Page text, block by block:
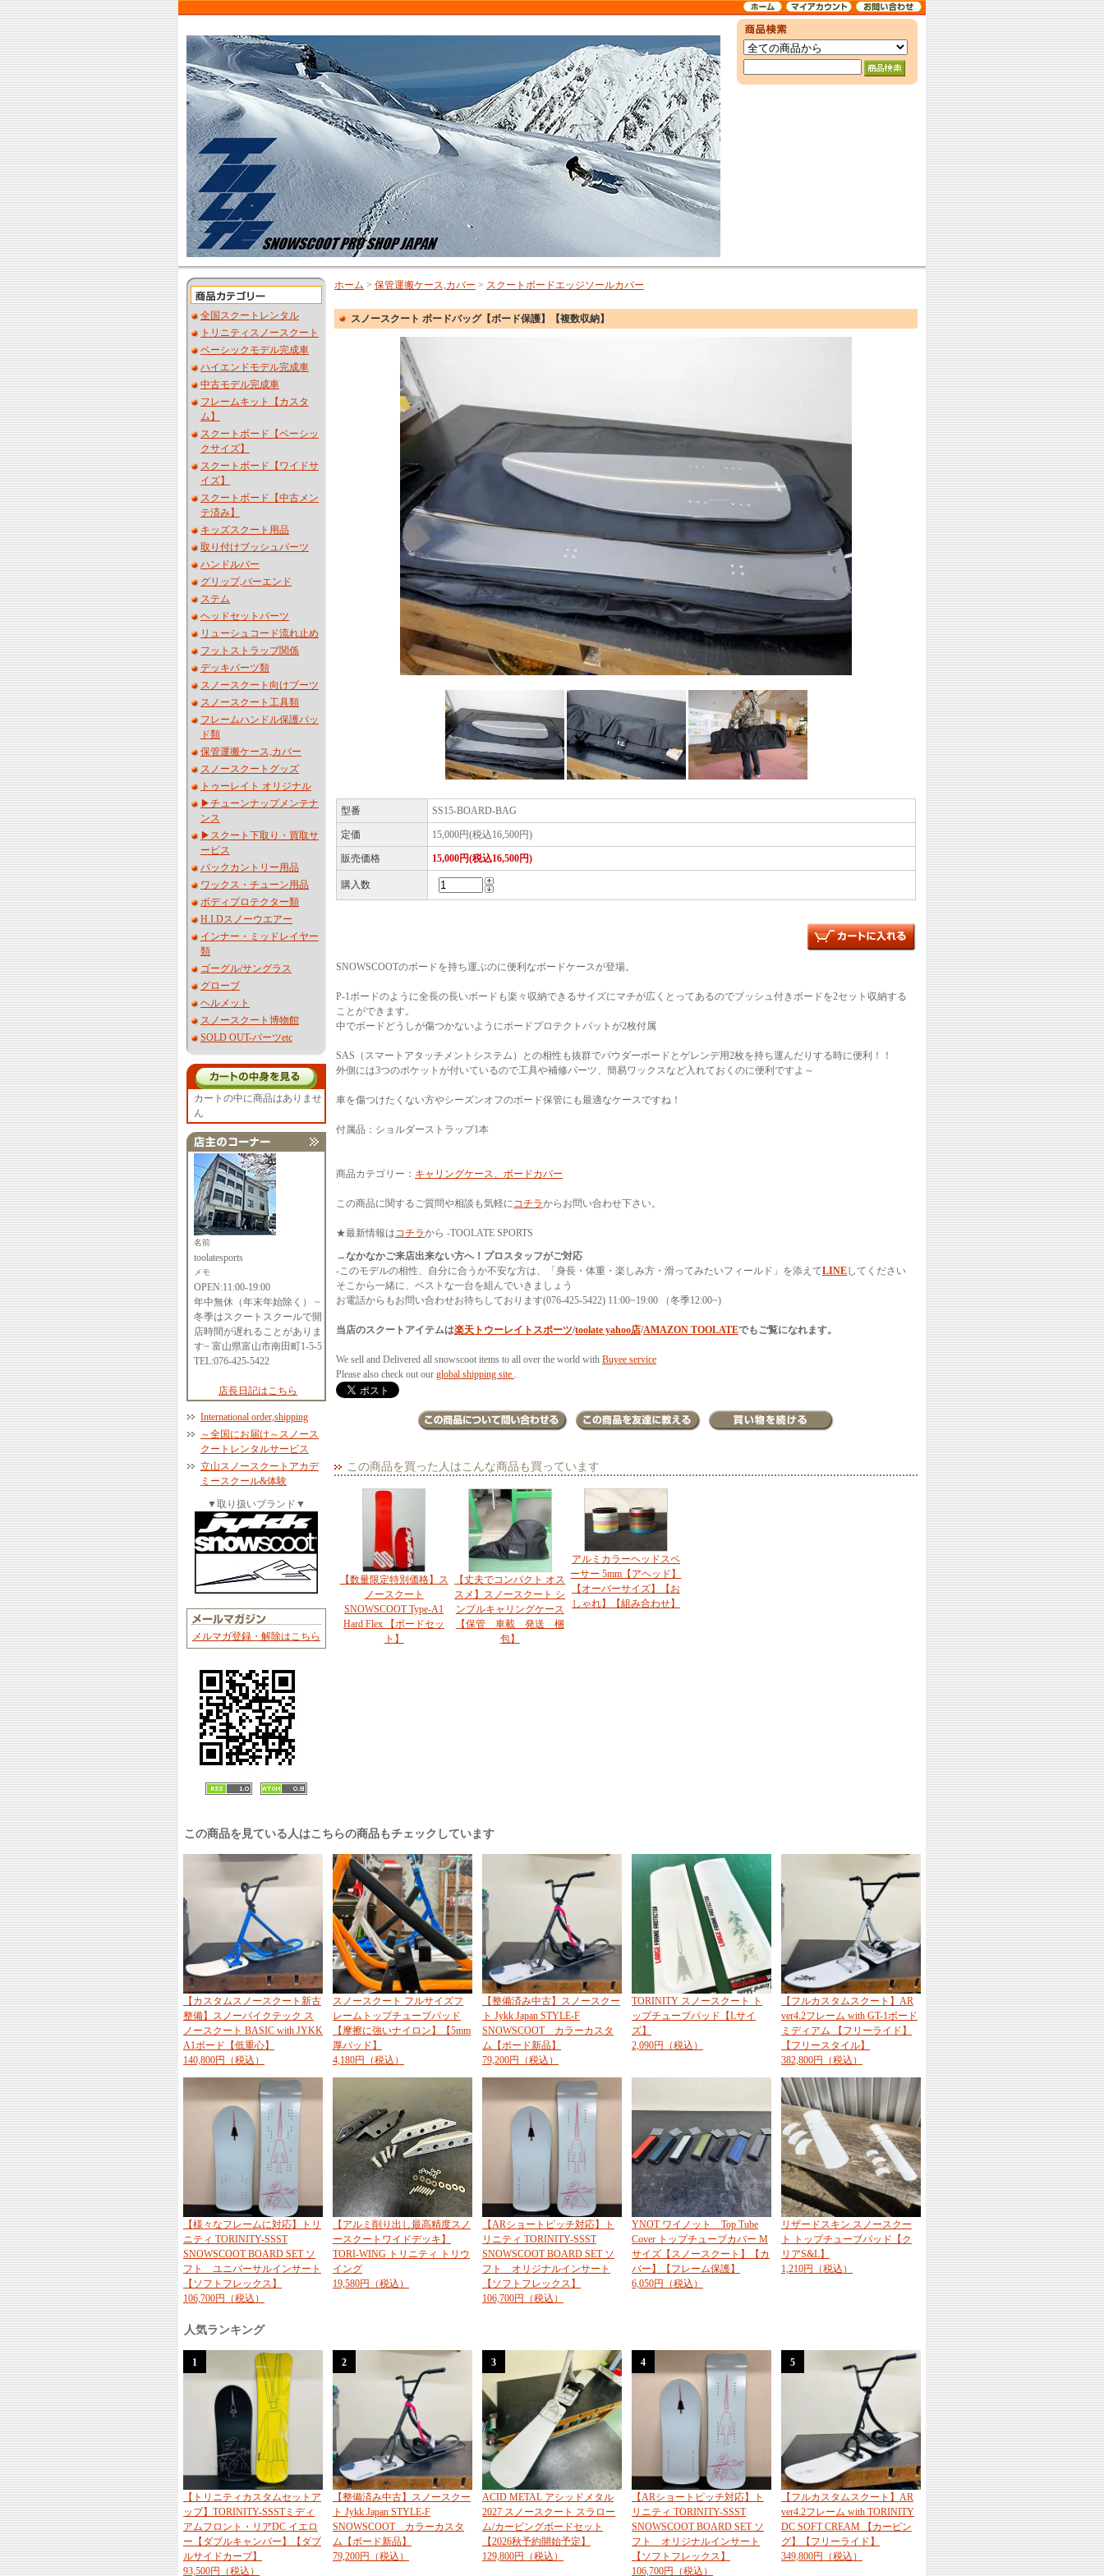
全国スクートレンタル
トリニティスノースクート
ベーシックモデル完成車
ハイエンドモデル完成車
中古モデル完成車
フレームキット【カスタ
ム】
スクートボード【ベーシッ
クサイズ】
スクートボード【ワイドサ
イズ】
スクートボード【中古メン
テ済み】
キッズスクート用品
取り付けブッシュパーツ
ハンドルバー
グリップ,バーエンド
ステム
ヘッドセットパーツ
リューシュコード流れ止め
フットストラップ関係
デッキパーツ類
スノースクート向けブーツ
スノースクート工具類
フレームハンドル保護パッ
ド類
保管運搬ケース,カバー
スノースクートグッズ
トゥーレイト オリジナル
▶︎チューンナップメンテナ
ンス
▶︎スクート下取り・買取サ
ービス
バックカントリー用品
ワックス・チューン用品
ボディプロテクター類
H.I.Dスノーウエアー
インナー・ミッドレイヤー
類
ゴーグル/サングラス
グローブ
ヘルメット
スノースクート博物館
SOLD OUT-パーツetc
カートの中に商品はありませ
ん
名前
toolatesports
メモ
OPEN:11:00-19:00
年中無休（年末年始除く） ~
冬季はスクートスクールで開
店時間が遅れることがありま
す~ 富山県富山市南田町1-5-5
TEL:076-425-5422
店長日記はこちら
International order,shipping
～全国にお届け～スノース
クートレンタルサービス
立山スノースクートアカデ
ミースクール&体験
▼取り扱いブランド▼
メルマガ登録・解除はこちら
ホーム > 保管運搬ケース,カバー > スクートボードエッジソールカバー
スノースクート ボードバッグ【ボード保護】【複数収納】
型番 SS15-BOARD-BAG
定価 15,000円(税込16,500円)
販売価格 15,000円(税込16,500円)
購入数
SNOWSCOOTのボードを持ち運ぶのに便利なボードケースが登場。
P-1ボードのように全長の長いボードも楽々収納できるサイズにマチが広くとってあるのでブッシュ付きボードを2セット収納する
ことができます。
中でボードどうしが傷つかないようにボードプロテクトパットが2枚付属
SAS（スマートアタッチメントシステム）との相性も抜群でパウダーボードとゲレンデ用2枚を持ち運んだりする時に便利！！
外側には3つのポケットが付いているので工具や補修パーツ、簡易ワックスなど入れておくのに便利ですよ～
車を傷つけたくない方やシーズンオフのボード保管にも最適なケースですね！
付属品：ショルダーストラップ1本
商品カテゴリー： キャリングケース、ボードカバー
この商品に関するご質問や相談も気軽に コチラからお問い合わせ下さい。
★最新情報は コチラから -TOOLATE SPORTS
→なかなかご来店出来ない方へ！プロスタッフがご対応
-このモデルの相性、自分に合うか不安な方は、「身長・体重・楽しみ方・滑ってみたいフィールド」を添えてLINEしてください
そこから一緒に、ベストな一台を組んでいきましょう
お電話からもお問い合わせお待ちしております(076-425-5422) 11:00~19:00 （冬季12:00~)
当店のスクートアイテムは楽天トウーレイトスポーツ/toolate yahoo店/AMAZON TOOLATEでもご覧になれます。
We sell and Delivered all snowscoot items to all over the world with Buyee service
Please also check out our global shipping site
この商品を買った人はこんな商品も買っています
【数量限定特別価格】ス
ノースクート
SNOWSCOOT Type-A1
Hard Flex 【ボードセッ
ト】
【丈夫でコンパクト オス
スメ】スノースクート シ
ンプルキャリングケース
【保管 車載 発送 梱
包】
アルミカラーヘッドスペ
ーサー 5mm【アヘッド】
【オーバーサイズ】【お
しゃれ】【組み合わせ】
この商品を見ている人はこちらの商品もチェックしています
【カスタムスノースクート新古
整備】スノーバイクテック ス
ノースクート BASIC with JYKK
A1ボード【低重心】
140,800円（税込）
スノースクート フルサイズフ
レームトップチューブパッド
【摩擦に強いナイロン】【5mm
厚パッド】
4,180円（税込）
【整備済み中古】スノースクー
ト Jykk Japan STYLE-F
SNOWSCOOT カラーカスタ
ム【ボード新品】
79,200円（税込）
TORINITY スノースクート ト
ップチューブパッド【Lサイ
ズ】
2,090円（税込）
【フルカスタムスクート】AR
ver4.2フレーム with GT-1ボード
ミディアム 【フリーライド】
【フリースタイル】
382,800円（税込）
【様々なフレームに対応】トリ
ニティ TORINITY-SSST
SNOWSCOOT BOARD SET ソ
フト ユニバーサルインサート
【ソフトフレックス】
106,700円（税込）
【アルミ削り出し最高精度スノ
ースクートワイドデッキ】
TORI-WING トリニティ トリウ
イング
19,580円（税込）
【ARショートピッチ対応】ト
リニティ TORINITY-SSST
SNOWSCOOT BOARD SET ソ
フト オリジナルインサート
【ソフトフレックス】
106,700円（税込）
YNOT ワイノット Top Tube
Cover トップチューブカバー M
サイズ【スノースクート】【カ
バー】【フレーム保護】
6,050円（税込）
リザードスキン スノースクー
ト トップチューブパッド【ク
リアS&L】
1,210円（税込）
人気ランキング
1
【トリニティカスタムセットア
ップ】TORINITY-SSSTミディ
アムフロント・リアDC イエロ
ー【ダブルキャンバー】【ダブ
ルサイドカーブ】
93,500円（税込）
2
【整備済み中古】スノースクー
ト Jykk Japan STYLE-F
SNOWSCOOT カラーカスタ
ム【ボード新品】
79,200円（税込）
3
ACID METAL アシッドメタル
2027 スノースクート スラロー
ム/カービングボードセット
【2026秋予約開始予定】
129,800円（税込）
4
【ARショートピッチ対応】ト
リニティ TORINITY-SSST
SNOWSCOOT BOARD SET ソ
フト オリジナルインサート
【ソフトフレックス】
106,700円（税込）
5
【フルカスタムスクート】AR
ver4.2フレーム with TORINITY
DC SOFT CREAM 【カービン
グ】【フリーライド】
349,800円（税込）